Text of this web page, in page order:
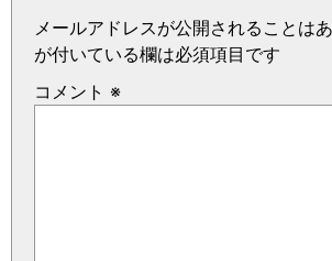
メールアドレスが公開されることはあ
が付いている欄は必須項目です
コメント ※